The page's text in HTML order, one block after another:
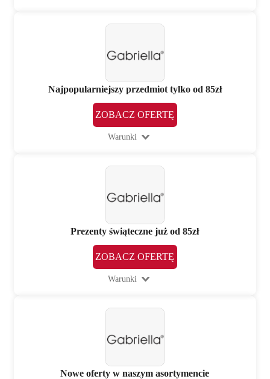
Najpopularniejszy przedmiot tylko od 85zł
ZOBACZ OFERTĘ
Warunki
Prezenty świąteczne już od 85zł
ZOBACZ OFERTĘ
Warunki
Nowe oferty w naszym asortymencie